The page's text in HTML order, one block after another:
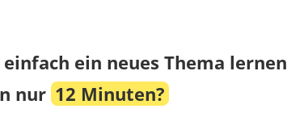
ein neues Thema lernen
nur 12 Minuten?